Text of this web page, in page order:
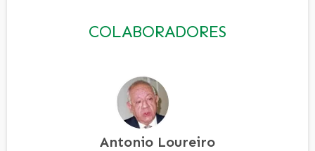
COLABORADORES
Antonio Loureiro